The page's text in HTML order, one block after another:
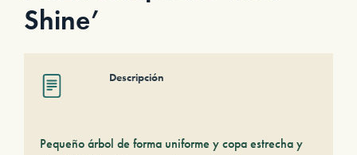
Shine’
Descripción
Pequeño árbol de forma uniforme y copa estrecha y